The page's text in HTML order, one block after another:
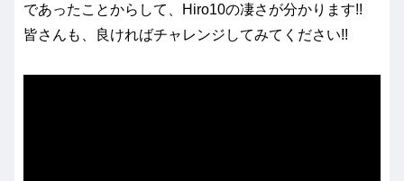
であったことからして、Hiro10の凄さが分かります!!
皆さんも、良ければチャレンジしてみてください!!